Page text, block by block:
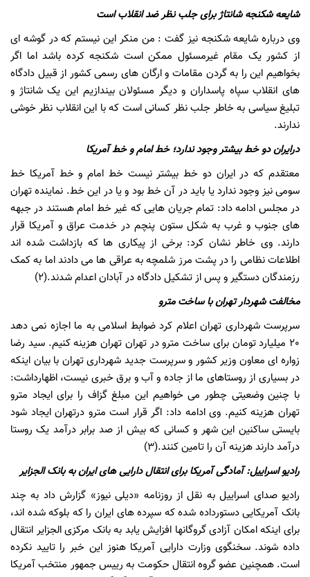
شایعه شکنجه شانتاژ برای جلب نظر ضد انقلاب است
وی درباره شایعه شکنجه نیز گفت : من منکر این نیستم که در گوشه ای
از کشور یک مقام غیرمسئول ممکن است شکنجه کرده باشد اما اگر
بخواهیم این را به گردن مقامات و ارگان های رسمی کشور از قبیل دادگاه
های انقلاب سپاه پاسداران و دیگر مسئولان بیندازیم این یک شانتاژ و
تبلیغ سیاسی به خاطر جلب نظر کسانی است که با این انقلاب نظر خوشی
ندارند.
درایران دو خط بیشتر وجود ندارد؛ خط امام و خط آمریکا
معتقدم که در ایران دو خط بیشتر نیست خط امام و خط آمریکا خط
سومی نیز وجود ندارد یا باید در آن خط بود و یا در این خط. نماینده تهران
در مجلس ادامه داد: تمام جریان هایی که غیر خط امام هستند در جبهه
های جنوب و غرب به شکل ستون پنچم در خدمت عراق و آمریکا قرار
دارند. وی خاطر نشان کرد: برخی از پیکاری ها که بازداشت شده اند
اطلاعات نظامی را در پشت مرز شلمچه به عراقی ها می دادند اما به کمک
رزمندگان دستگیر و پس از تشکیل دادگاه در آبادان اعدام شدند.(2)
مخالفت شهردار تهران با ساخت مترو
سرپرست شهرداری تهران اعلام کرد ضوابط اسلامی به ما اجازه نمی دهد
20 میلیارد تومان برای ساخت مترو در تهران تهران هزینه کنیم. سید رضا
زواره ای معاون وزیر کشور و سرپرست جدید شهرداری تهران با بیان اینکه
در بسیاری از روستاهای ما از جاده و آب و برق خبری نیست، اظهارداشت:
با چنین وضعیتی چطور می خواهیم این مبلغ گزاف را برای ایجاد مترو
تهران هزینه کنیم. وی ادامه داد: اگر قرار است مترو درتهران ایجاد شود
بایستی ساکنین این شهر و کسانی که بیش از صد برابر درآمد یک روستا
درآمد دارند هزینه آن را تامین کنند.(3)
رادیو اسراییل: آمادگی آمریکا برای انتقال دارایی های ایران به بانک الجزایر
رادیو صدای اسراییل به نقل از روزنامه «دیلی نیوز» گزارش داد به چند
بانک آمریکایی دستورداده شده که سپرده های ایران را که بلوکه شده اند،
برای اینکه امکان آزادی گروگانها افزایش یابد به بانک مرکزی الجزایر انتقال
داده شوند. سخنگوی وزارت دارایی آمریکا هنوز این خبر را تایید نکرده
است. همچنین عضو گروه انتقال حکومت به رییس جمهور منتخب آمریکا